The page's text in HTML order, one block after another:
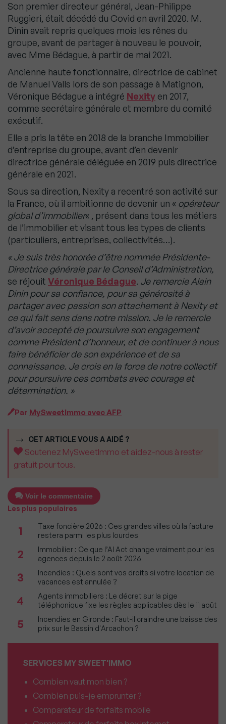
Son premier directeur général, Jean-Philippe
Ruggieri, était décédé du Covid en avril 2020. M.
Dinin avait repris quelques mois les rênes du
groupe, avant de partager à nouveau le pouvoir,
avec Mme Bédague, à partir de mai 2021.
Ancienne haute fonctionnaire, directrice de cabinet
de Manuel Valls lors de son passage à Matignon,
Véronique Bédague a intégré Nexity en 2017,
comme secrétaire générale et membre du comité
exécutif.
Elle a pris la tête en 2018 de la branche Immobilier
d’entreprise du groupe, avant d’en devenir
directrice générale déléguée en 2019 puis directrice
générale en 2021.
Sous sa direction, Nexity a recentré son activité sur
la France, où il ambitionne de devenir un « opérateur
global d’immobilier« , présent dans tous les métiers
de l’immobilier et visant tous les types de clients
(particuliers, entreprises, collectivités…).
« Je suis très honorée d’être nommée Présidente-
Directrice générale par le Conseil d’Administration,
se réjouit Véronique Bédague. Je remercie Alain
Dinin pour sa confiance, pour sa générosité à
partager avec passion son attachement à Nexity et
ce qui fait sens dans notre mission. Je le remercie
d’avoir accepté de poursuivre son engagement
comme Président d’honneur, et de continuer à nous
faire bénéficier de son expérience et de sa
connaissance. Je crois en la force de notre collectif
pour poursuivre ces combats avec courage et
détermination. »
Par MySweetImmo avec AFP
CET ARTICLE VOUS A AIDÉ ?
Soutenez MySweetImmo et aidez-nous à rester
gratuit pour tous.
Voir le commentaire
Les plus populaires
1
Taxe foncière 2026 : Ces grandes villes où la facture
restera parmi les plus lourdes
2
Immobilier : Ce que l’AI Act change vraiment pour les
agences depuis le 2 août 2026
3
Incendies : Quels sont vos droits si votre location de
vacances est annulée ?
4
Agents immobiliers : Le décret sur la pige
téléphonique fixe les règles applicables dès le 11 août
5
Incendies en Gironde : Faut-il craindre une baisse des
prix sur le Bassin d'Arcachon ?
SERVICES MY SWEET'IMMO
Combien vaut mon bien ?
Combien puis-je emprunter ?
Comparateur de forfaits mobile